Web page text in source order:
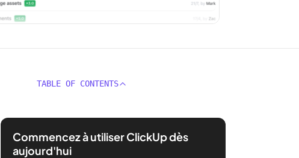
TABLE OF CONTENTS
Commencez à utiliser ClickUp dès
aujourd'hui